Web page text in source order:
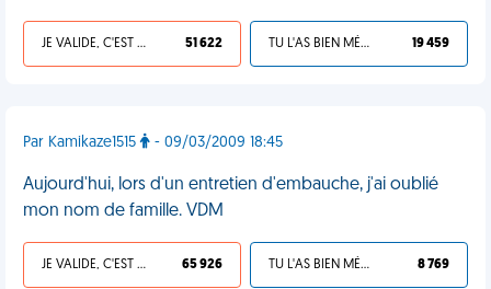
JE VALIDE, C'EST UNE VDM 51 622 TU L'AS BIEN MÉRITÉ 19 459
Par Kamikaze1515 - 09/03/2009 18:45
Aujourd'hui, lors d'un entretien d'embauche, j'ai oublié
mon nom de famille. VDM
JE VALIDE, C'EST UNE VDM 65 926 TU L'AS BIEN MÉRITÉ 8 769